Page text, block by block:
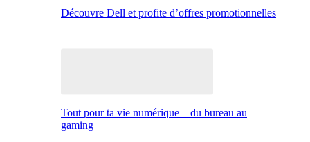
Découvre Dell et profite d’offres promotionnelles
Tout pour ta vie numérique – du bureau au
gaming